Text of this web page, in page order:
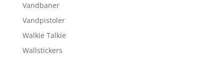
Vandbaner
Vandpistoler
Walkie Talkie
Wallstickers